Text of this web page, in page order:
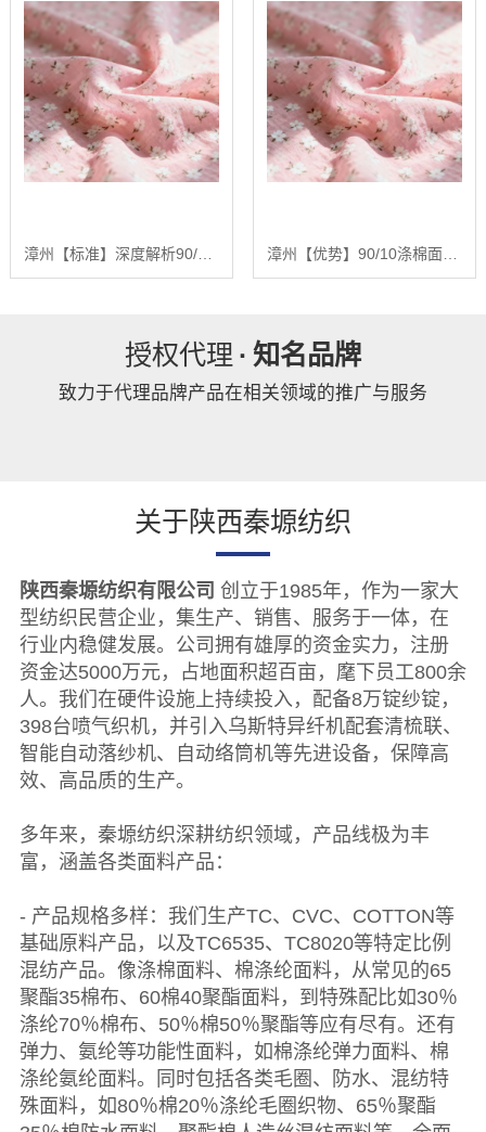
漳州【标准】深度解析90/10涤棉面料：基于全产业链优势的品质控制与未来趋势报告【精梳涤棉坯布长期供应合作案例】【怎么样?】 漳州【优势】90/10涤棉面料：深度解析混纺面料的性能优化与未来发展趋势报告【精梳涤棉坯布长期供应合作案例】【怎么用?】
授权代理 · 知名品牌
致力于代理品牌产品在相关领域的推广与服务
关于陕西秦塬纺织
陕西秦塬纺织有限公司 创立于1985年，作为一家大
型纺织民营企业，集生产、销售、服务于一体，在
行业内稳健发展。公司拥有雄厚的资金实力，注册
资金达5000万元，占地面积超百亩，麾下员工800余
人。我们在硬件设施上持续投入，配备8万锭纱锭，
398台喷气织机，并引入乌斯特异纤机配套清梳联、
智能自动落纱机、自动络筒机等先进设备，保障高
效、高品质的生产。
多年来，秦塬纺织深耕纺织领域，产品线极为丰
富，涵盖各类面料产品：
- 产品规格多样：我们生产TC、CVC、COTTON等
基础原料产品，以及TC6535、TC8020等特定比例
混纺产品。像涤棉面料、棉涤纶面料，从常见的65
聚酯35棉布、60棉40聚酯面料，到特殊配比如30％
涤纶70％棉布、50％棉50％聚酯等应有尽有。还有
弹力、氨纶等功能性面料，如棉涤纶弹力面料、棉
涤纶氨纶面料。同时包括各类毛圈、防水、混纺特
殊面料，如80％棉20％涤纶毛圈织物、65％聚酯